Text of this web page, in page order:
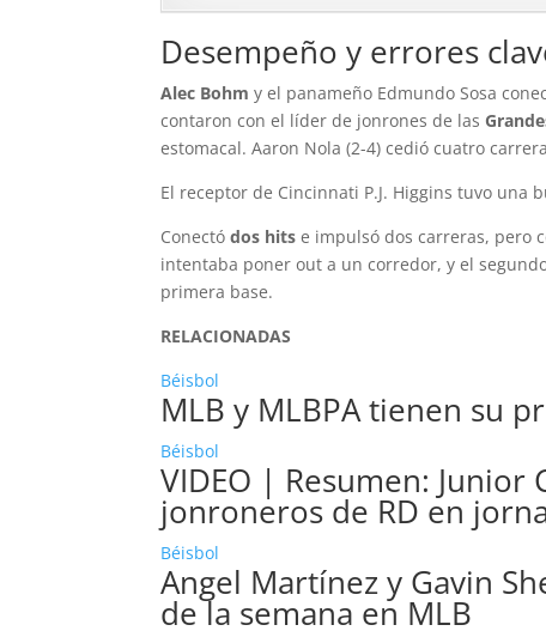
Desempeño y errores
Alec Bohm y el panameño Edmundo Sosa
contaron con el líder de jonrones de las
estomacal. Aaron Nola (2-4) cedió cuatro
El receptor de Cincinnati P.J. Higgins tuvo
Conectódos hits e impulsó dos carreras, pero
intentaba poner out a un corredor, y el
primera base.
RELACIONADAS
Béisbol
MLB y MLBPA tienen su
Béisbol
VIDEO | Resumen: Junior
jonroneros de RD en
Béisbol
Angel Martínez y Gavin
de la semana en MLB